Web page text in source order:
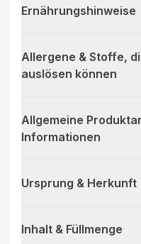
ungeschälte Hafer mehr
Darren den Flocken ihr
der Darre wird der
anderen Getreidesorten
Ernährungshinweise
Allergene & Stoffe,
auslösen können
Allgemeine
Informationen
Ursprung & Herkunft
Inhalt & Füllmenge